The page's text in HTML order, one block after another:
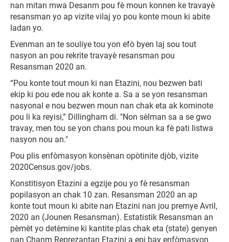
nan mitan mwa Desanm pou fè moun konnen ke travayè
resansman yo ap vizite vilaj yo pou konte moun ki abite
ladan yo.
Evenman an te souliye tou yon efò byen laj sou tout
nasyon an pou rekrite travayè resansman pou
Resansman 2020 an.
“Pou konte tout moun ki nan Etazini, nou bezwen bati
ekip ki pou ede nou ak konte a. Sa a se yon resansman
nasyonal e nou bezwen moun nan chak eta ak kominote
pou li ka reyisi,” Dillingham di. "Non sèlman sa a se gwo
travay, men tou se yon chans pou moun ka fè pati listwa
nasyon nou an."
Pou plis enfòmasyon konsènan opòtinite djòb, vizite
2020Census.gov/jobs.
Konstitisyon Etazini a egzije pou yo fè resansman
popilasyon an chak 10 zan. Resansman 2020 an ap
konte tout moun ki abite nan Etazini nan jou premye Avril,
2020 an (Jounen Resansman). Estatistik Resansman an
pèmèt yo detèmine ki kantite plas chak eta (state) genyen
nan Chanm Reprezantan Etazini a epi bay enfòmasyon